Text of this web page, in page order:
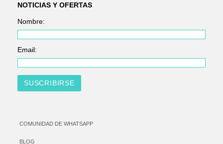
NOTICIAS Y OFERTAS
Nombre:
Email:
COMUNIDAD DE WHATSAPP
BLOG